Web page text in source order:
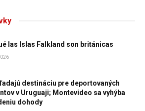
las Islas Falkland son británicas
destináciu pre deportovaných
v Uruguaji; Montevideo sa vyhýba
dohody